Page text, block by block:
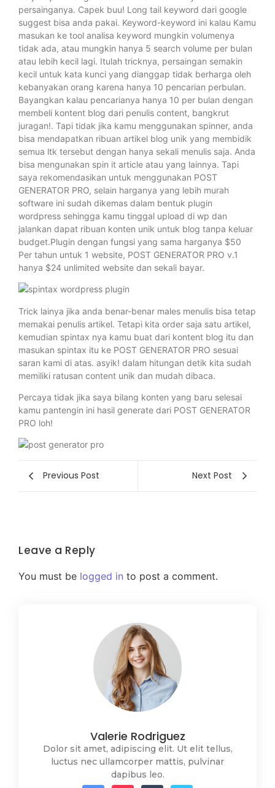
persainganya. Capek buu! Long tail keyword dari google
suggest bisa anda pakai. Keyword-keyword ini kalau Kamu
masukan ke tool analisa keyword mungkin volumenya
tidak ada, atau mungkin hanya 5 search volume per bulan
atau lebih kecil lagi. Itulah tricknya, persaingan semakin
kecil untuk kata kunci yang dianggap tidak berharga oleh
kebanyakan orang karena hanya 10 pencarian perbulan.
Bayangkan kalau pencarianya hanya 10 per bulan dengan
membeli kontent blog dari penulis content, bangkrut
juragan!. Tapi tidak jika kamu menggunakan spinner, anda
bisa mendapatkan ribuan artikel blog unik yang membidik
semua ltk tersebut dengan hanya sekali menulis saja. Anda
bisa mengunakan spin it article atau yang lainnya. Tapi
saya rekomendasikan untuk menggunakan POST
GENERATOR PRO, selain harganya yang lebih murah
software ini sudah dikemas dalam bentuk plugin
wordpress sehingga kamu tinggal upload di wp dan
jalankan dapat ribuan konten unik untuk blog tanpa keluar
budget.Plugin dengan fungsi yang sama harganya $50
Per tahun untuk 1 website, POST GENERATOR PRO v.1
hanya $24 unlimited website dan sekali bayar.
Trick lainya jika anda benar-benar males menulis bisa tetap
memakai penulis artikel. Tetapi kita order saja satu artikel,
kemudian spintax nya kamu buat dari kontent blog itu dan
masukan spintax itu ke POST GENERATOR PRO sesuai
saran kami di atas. asyik! dalam hitungan detik kita sudah
memiliki ratusan content unik dan mudah dibaca.
Percaya tidak jika saya bilang konten yang baru selesai
kamu pantengin ini hasil generate dari POST GENERATOR
PRO loh!
Previous Post Next Post
Leave a Reply
You must be logged in to post a comment.
Valerie Rodriguez
Dolor sit amet, adipiscing elit. Ut elit tellus,
luctus nec ullamcorper mattis, pulvinar
dapibus leo.